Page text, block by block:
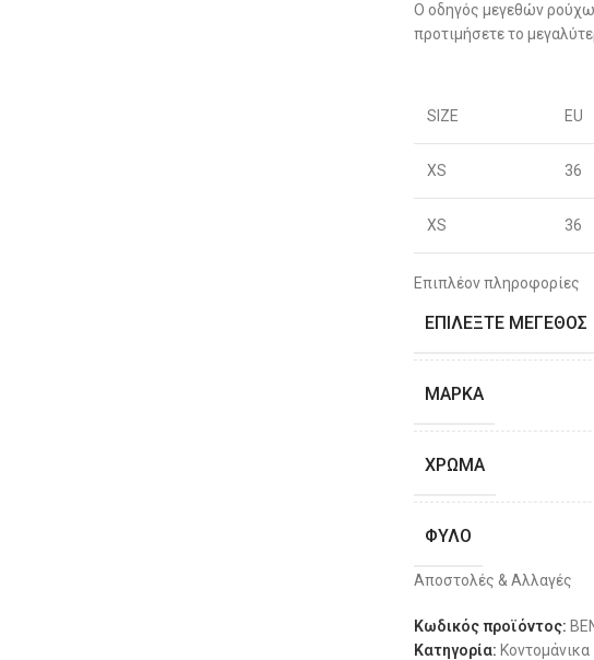
Ο οδηγός μεγεθών
προτιμήσετε το
SIZE EU
XS 36
XS 36
S 38
S 40
M
L 46
Επιπλέον πληροφορίες
ΕΠΙΛΈΞΤΕ ΜΈΓΕΘΟΣ
ΜΆΡΚΑ
ΧΡΏΜΑ
ΦΎΛΟ
Αποστολές & Αλλαγές
Κωδικός προϊόντος:
Κατηγορία: Κοντομάνικα